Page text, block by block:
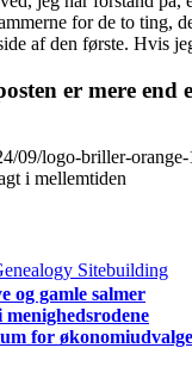
Sitebuilding
for de to ting,
af den første.
er mere end
09/logo-briller-
i mellemtiden
og gamle salmer
for